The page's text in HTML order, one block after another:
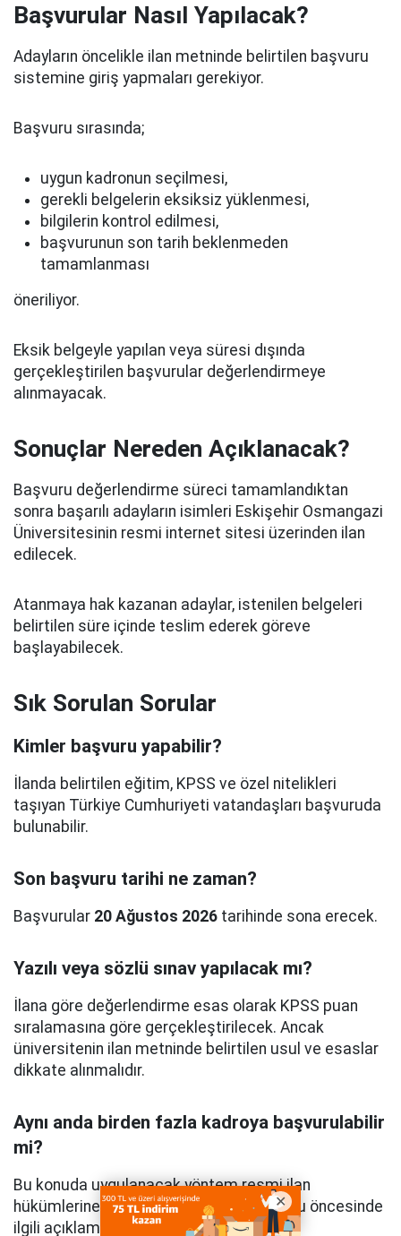
Başvurular Nasıl Yapılacak?
Adayların öncelikle ilan metninde belirtilen başvuru
sistemine giriş yapmaları gerekiyor.
Başvuru sırasında;
uygun kadronun seçilmesi,
gerekli belgelerin eksiksiz yüklenmesi,
bilgilerin kontrol edilmesi,
başvurunun son tarih beklenmeden
tamamlanması
öneriliyor.
Eksik belgeyle yapılan veya süresi dışında
gerçekleştirilen başvurular değerlendirmeye
alınmayacak.
Sonuçlar Nereden Açıklanacak?
Başvuru değerlendirme süreci tamamlandıktan
sonra başarılı adayların isimleri Eskişehir Osmangazi
Üniversitesinin resmi internet sitesi üzerinden ilan
edilecek.
Atanmaya hak kazanan adaylar, istenilen belgeleri
belirtilen süre içinde teslim ederek göreve
başlayabilecek.
Sık Sorulan Sorular
Kimler başvuru yapabilir?
İlanda belirtilen eğitim, KPSS ve özel nitelikleri
taşıyan Türkiye Cumhuriyeti vatandaşları başvuruda
bulunabilir.
Son başvuru tarihi ne zaman?
Başvurular 20 Ağustos 2026 tarihinde sona erecek.
Yazılı veya sözlü sınav yapılacak mı?
İlana göre değerlendirme esas olarak KPSS puan
sıralamasına göre gerçekleştirilecek. Ancak
üniversitenin ilan metninde belirtilen usul ve esaslar
dikkate alınmalıdır.
Aynı anda birden fazla kadroya başvurulabilir
mi?
Bu konuda uygulanacak yöntem resmi ilan
hükümlerine göre belirlenecektir. Başvuru öncesinde
ilgili açıklamaların incelenmesi önemlidir.